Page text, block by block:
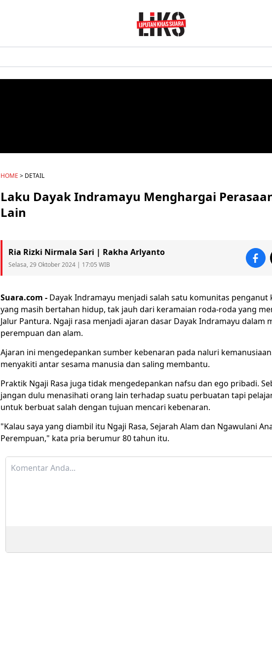
HOME > DETAIL
Laku Dayak Indramayu Menghargai
Lain
Ria Rizki Nirmala Sari | Rakha Arlyanto
Selasa, 29 Oktober 2024 | 17:05 WIB
Suara.com - Dayak Indramayu menjadi salah satu komunitas penganut
yang masih bertahan hidup, tak jauh dari keramaian roda-roda yang
Jalur Pantura. Ngaji rasa menjadi ajaran dasar DayakIndramayu dalam
perempuan dan alam.
Ajaran ini mengedepankan sumber kebenaran pada naluri
menyakiti antar sesama manusia dan saling membantu.
Praktik Ngaji Rasa juga tidak mengedepankan nafsu dan ego pribadi.
jangan dulu menasihati orang lain terhadap suatu perbuatan tapi
untuk berbuat salah dengan tujuan mencari kebenaran.
"Kalau saya yang diambil itu Ngaji Rasa, Sejarah Alam dan Ngawulani
Perempuan," kata pria berumur 80 tahun itu.